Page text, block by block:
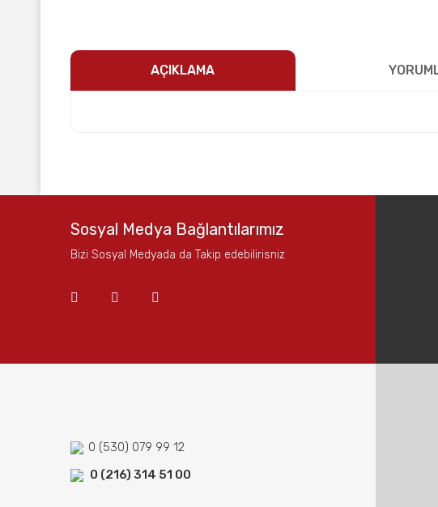
AÇIKLAMA
Ürün açıklamasında eksik bilgiler bulunuyor.
Ürün fiyatı diğer sitelerden daha pahalı.
Sosyal Medya Bağlantılarımız
Bizi Sosyal Medyada da Takip edebilirisniz
0 (530) 079 99 12
0 (216) 314 51 00